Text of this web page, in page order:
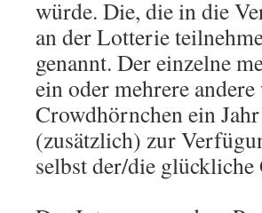
würde. Die, die in die
an der Lotterie
genannt. Der einzelne
ein oder mehrere
Crowdhörnchen ein
(zusätzlich) zur
selbst der/die